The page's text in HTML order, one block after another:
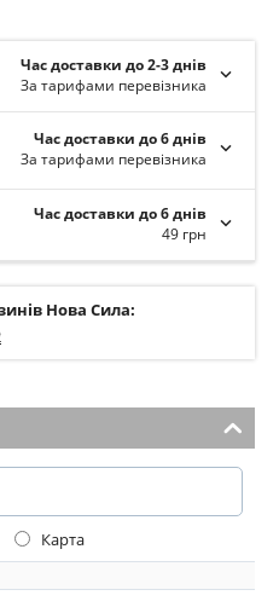
Час доставки до 2-3 днів
За тарифами перевізника
Час доставки до 6 днів
За тарифами перевізника
Час доставки до 6 днів
49 грн
Нова Сила:
Карта